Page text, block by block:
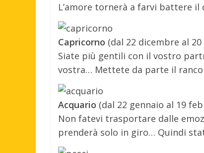
L’amore tornerà a farvi battere
Capricorno (dal 22 dicembre al
Siate più gentili con il vostro
vostra… Mettete da parte il
Acquario (dal 22 gennaio al 19
Non fatevi trasportare dalle
prenderà solo in giro… Quindi